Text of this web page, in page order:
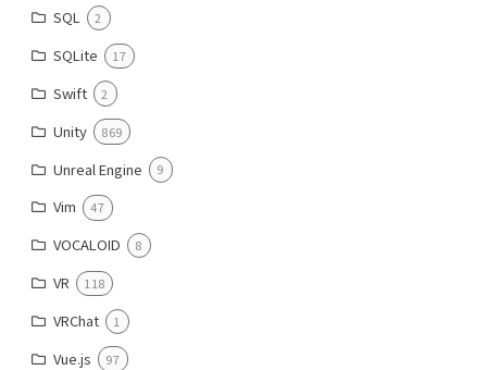
SQL 2
SQLite 17
Swift 2
Unity 869
Unreal Engine 9
Vim 47
VOCALOID 8
VR 118
VRChat 1
Vue.js 97